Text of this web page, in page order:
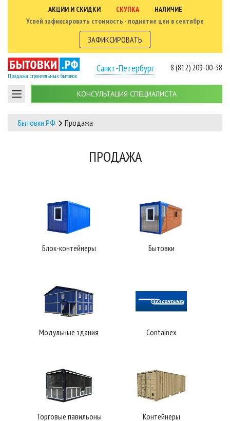
АКЦИИ И СКИДКИ СКУПКА
НАЛИЧИЕ
Успей зафиксировать стоимость - поднятие цен в сентябре
ЗАФИКСИРОВАТЬ
Продажа строительных бытовок
Санкт-Петербург 8 (812) 209-00-38
КОНСУЛЬТАЦИЯ СПЕЦИАЛИСТА
Бытовки РФ Продажа
ПРОДАЖА
Блок-контейнеры Бытовки
Модульные здания Containex
Торговые павильоны Контейнеры